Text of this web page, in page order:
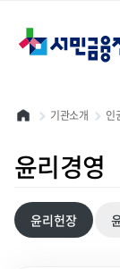
기관소개 인
윤리경영
윤리헌장
선택됨